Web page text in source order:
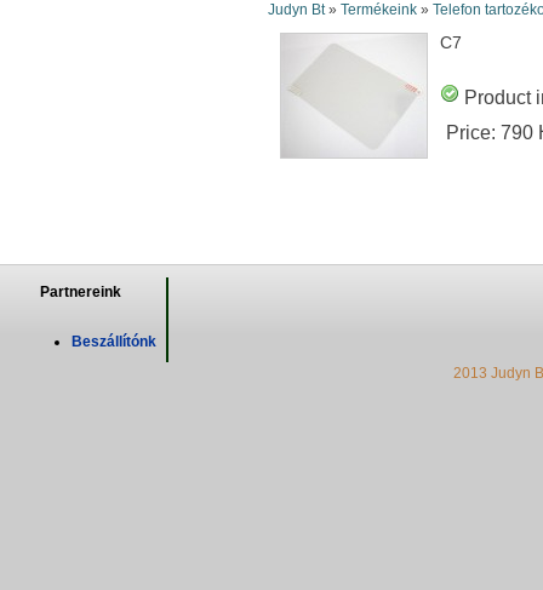
Judyn Bt» Termékeink» Telefon
C7
Product
Price: 790
Partnereink
Beszállítónk
2013 Judyn